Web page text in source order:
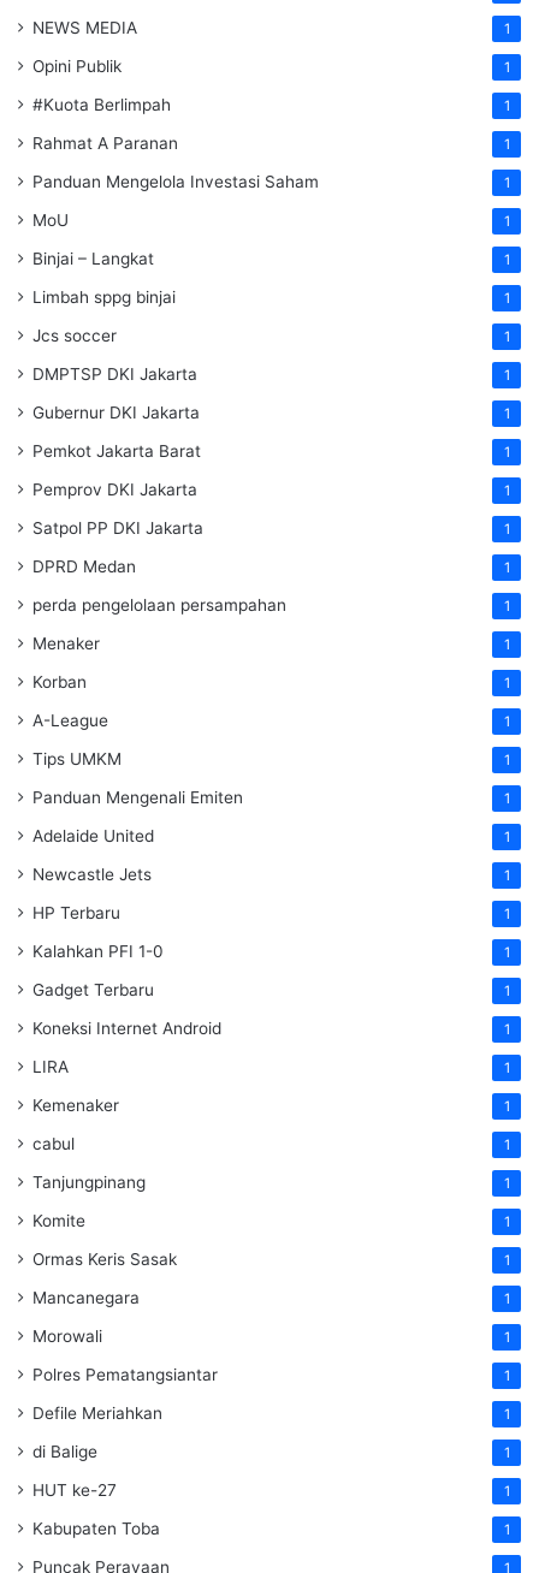
NEWS MEDIA 1
Opini Publik 1
#Kuota Berlimpah 1
Rahmat A Paranan 1
Panduan Mengelola Investasi Saham 1
MoU 1
Binjai – Langkat 1
Limbah sppg binjai 1
Jcs soccer 1
DMPTSP DKI Jakarta 1
Gubernur DKI Jakarta 1
Pemkot Jakarta Barat 1
Pemprov DKI Jakarta 1
Satpol PP DKI Jakarta 1
DPRD Medan 1
perda pengelolaan persampahan 1
Menaker 1
Korban 1
A-League 1
Tips UMKM 1
Panduan Mengenali Emiten 1
Adelaide United 1
Newcastle Jets 1
HP Terbaru 1
Kalahkan PFI 1-0 1
Gadget Terbaru 1
Koneksi Internet Android 1
LIRA 1
Kemenaker 1
cabul 1
Tanjungpinang 1
Komite 1
Ormas Keris Sasak 1
Mancanegara 1
Morowali 1
Polres Pematangsiantar 1
Defile Meriahkan 1
di Balige 1
HUT ke-27 1
Kabupaten Toba 1
Puncak Perayaan 1